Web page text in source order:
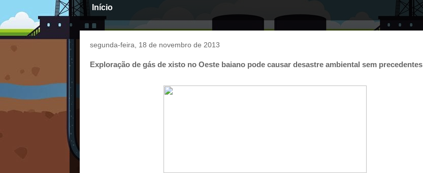
Início
segunda-feira, 18 de novembro de 2013
Exploração de gás de xisto no Oeste baiano pode causar desastre ambiental sem precedentes